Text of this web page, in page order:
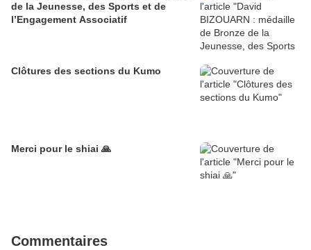
de la Jeunesse, des Sports et de
l’Engagement Associatif
Clôtures des sections du Kumo
Merci pour le shiai 🙏
Commentaires